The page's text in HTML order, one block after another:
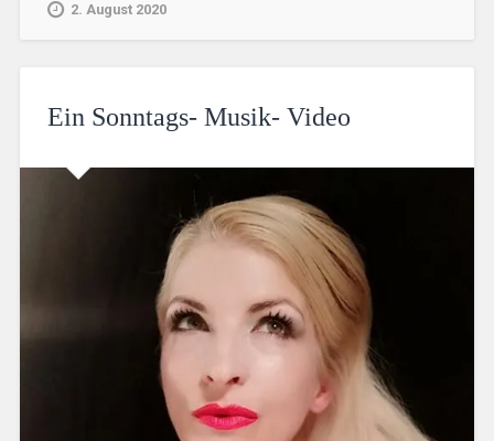
2. August 2020
Ein Sonntags- Musik- Video